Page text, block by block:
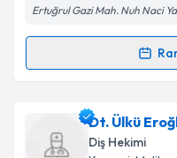
Kişisel
Metni'ni
Ertuğrul Gazi Mah. Nuh Naci
Randevu
Doç. Dr. Pınar
oluşturun. Size bu
Dt. Ülkü
Diş Hekimi